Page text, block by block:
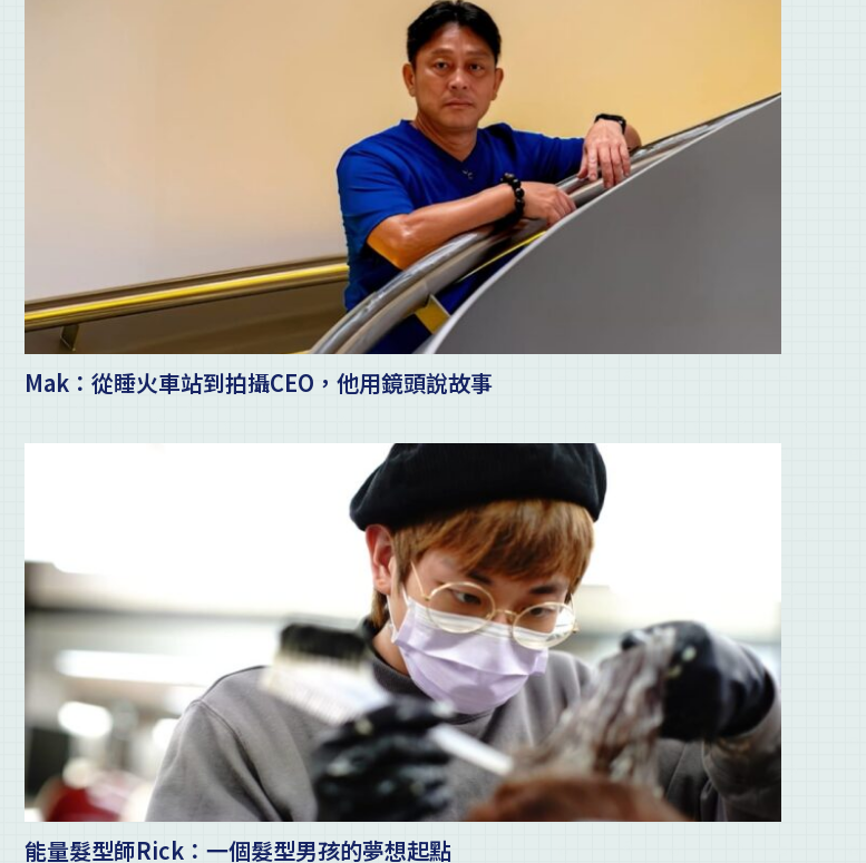
Mak：從睡火車站到拍攝CEO，他用鏡頭說故事
能量髮型師Rick：一個髮型男孩的夢想起點